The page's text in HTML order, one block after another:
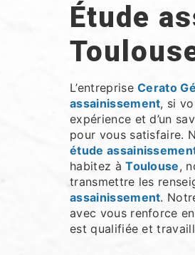
étude assainissement à
L’entrepriseCerato
assainissement, si
expérience et d’un
pour vous satisfaire.
étude
habitez àToulouse,
transmettre les
assainissement.
avec vous renforce
est qualifiée et